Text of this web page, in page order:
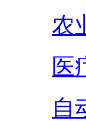
农
医
自